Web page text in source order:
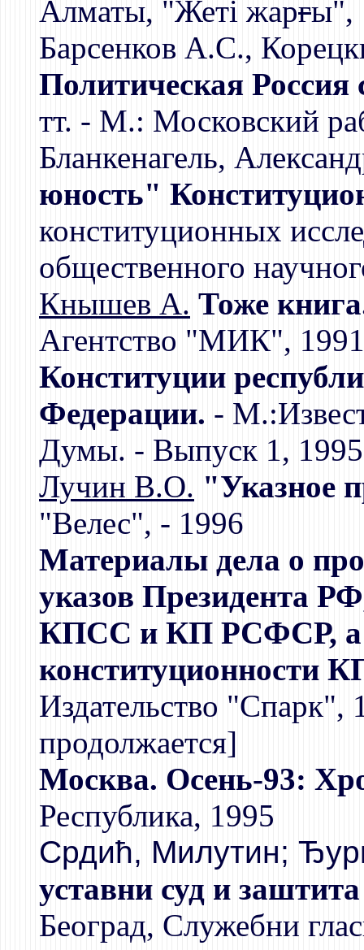
Алматы, "Жетi жаргы",
Барсенков А.С.,
Политическая Россия
тт. - М.: Московский
Бланкенагель,
юность"
конституционных
общественного
Кнышев А. Тоже
Агентство "МИК", 1991
Конституции
Федерации. -
Думы. - Выпуск 1,
Лучин В.О. "Указное
"Велес", - 1996
Материалы дела о
указов Президента
КПСС и КП РСФСР, а
Издательство "Спарк",
продолжается]
Москва. Осень-93:
Республика, 1995
Срдић, Милутин;
уставни суд и
Београд, Служебни